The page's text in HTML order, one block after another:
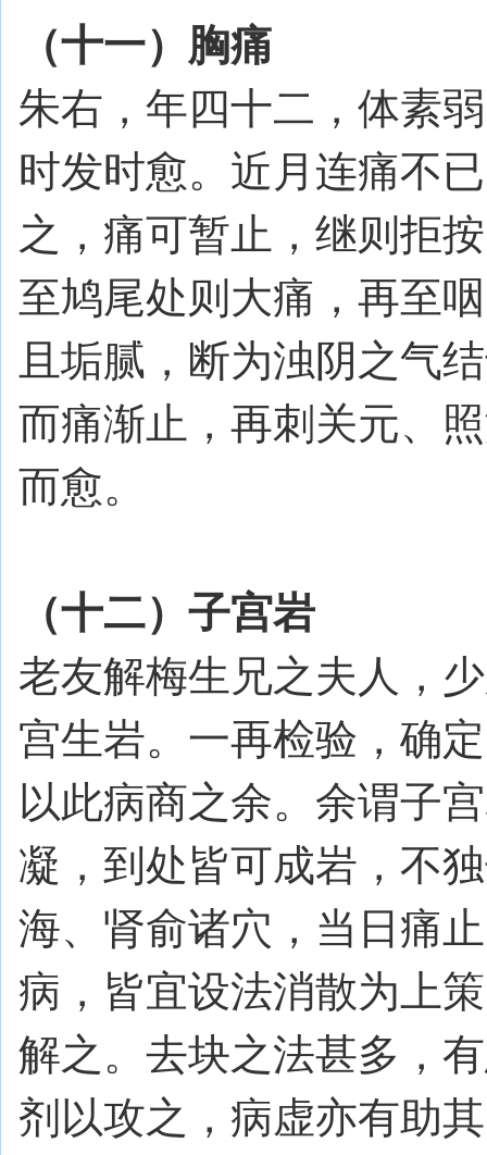
（十一）胸痛
朱右，年四十二，体素
时发时愈。近月连痛不
之，痛可暂止，继则拒
至鸠尾处则大痛，再至
且垢腻，断为浊阴之气
而痛渐止，再刺关元、
而愈。
（十二）子宫岩
老友解梅生兄之夫人，
宫生岩。一再检验，确
以此病商之余。余谓子
凝，到处皆可成岩，不
海、肾俞诸穴，当日痛
病，皆宜设法消散为上
解之。去块之法甚多，
剂以攻之，病虚亦有助